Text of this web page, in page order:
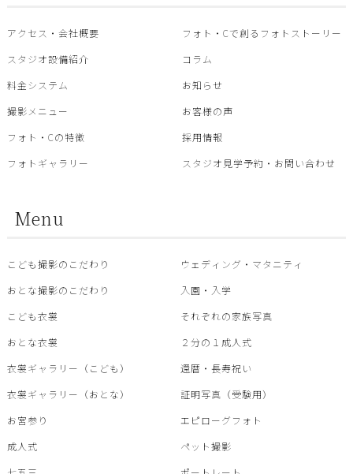
アクセス・会社概要
スタジオ設備紹介
料金システム
撮影メニュー
フォト・Cの特徴
フォトギャラリー
フォト・Cで創るフォトストーリー
コラム
お知らせ
お客様の声
採用情報
スタジオ見学予約・お問い合わせ
Menu
こども撮影のこだわり
おとな撮影のこだわり
こども衣裳
おとな衣裳
衣裳ギャラリー（こども）
衣裳ギャラリー（おとな）
お宮参り
成人式
ウェディング・マタニティ
入園・入学
それぞれの家族写真
２分の１成人式
還暦・⾧寿祝い
証明写真（受験用）
エピローグフォト
ペット撮影